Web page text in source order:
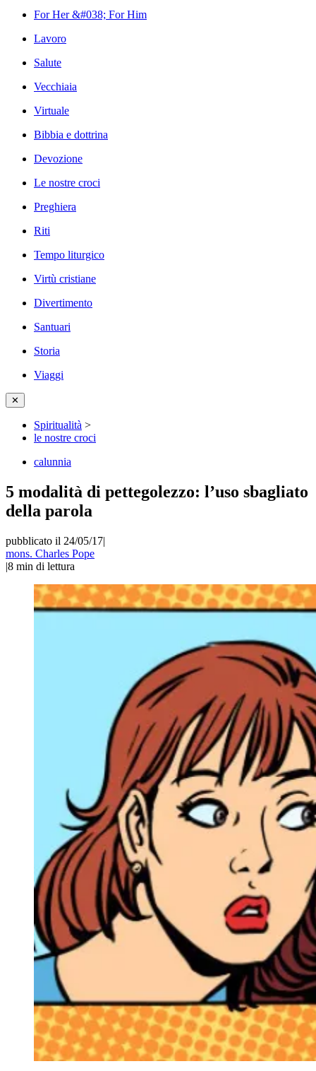
For Her &#038; For Him
Lavoro
Salute
Vecchiaia
Virtuale
Bibbia e dottrina
Devozione
Le nostre croci
Preghiera
Riti
Tempo liturgico
Virtù cristiane
Divertimento
Santuari
Storia
Viaggi
✕
Spiritualità >
le nostre croci
calunnia
5 modalità di pettegolezzo: l’uso sbagliato
della parola
pubblicato il 24/05/17|
mons. Charles Pope
|8 min di lettura